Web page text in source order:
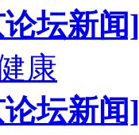
坛新闻]
康
坛新闻]